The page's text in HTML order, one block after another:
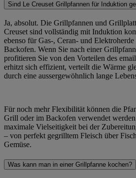
Sind Le Creuset Grillpfannen für Induktion
Ja, absolut. Die Grillpfannen und
Creuset sind vollständig mit Induktion
ebenso für Gas-, Ceran- und
Backofen. Wenn Sie nach einer
profitieren Sie von den Vorteilen des
erhitzt sich effizient, verteilt die Wärme
durch eine aussergewöhnlich lange
Für noch mehr Flexibilität können die
Grill oder im Backofen verwendet
maximale Vielseitigkeit bei der
– von perfekt gegrilltem Fleisch über
Gemüse.
Was kann man in einer Grillpfanne kochen?